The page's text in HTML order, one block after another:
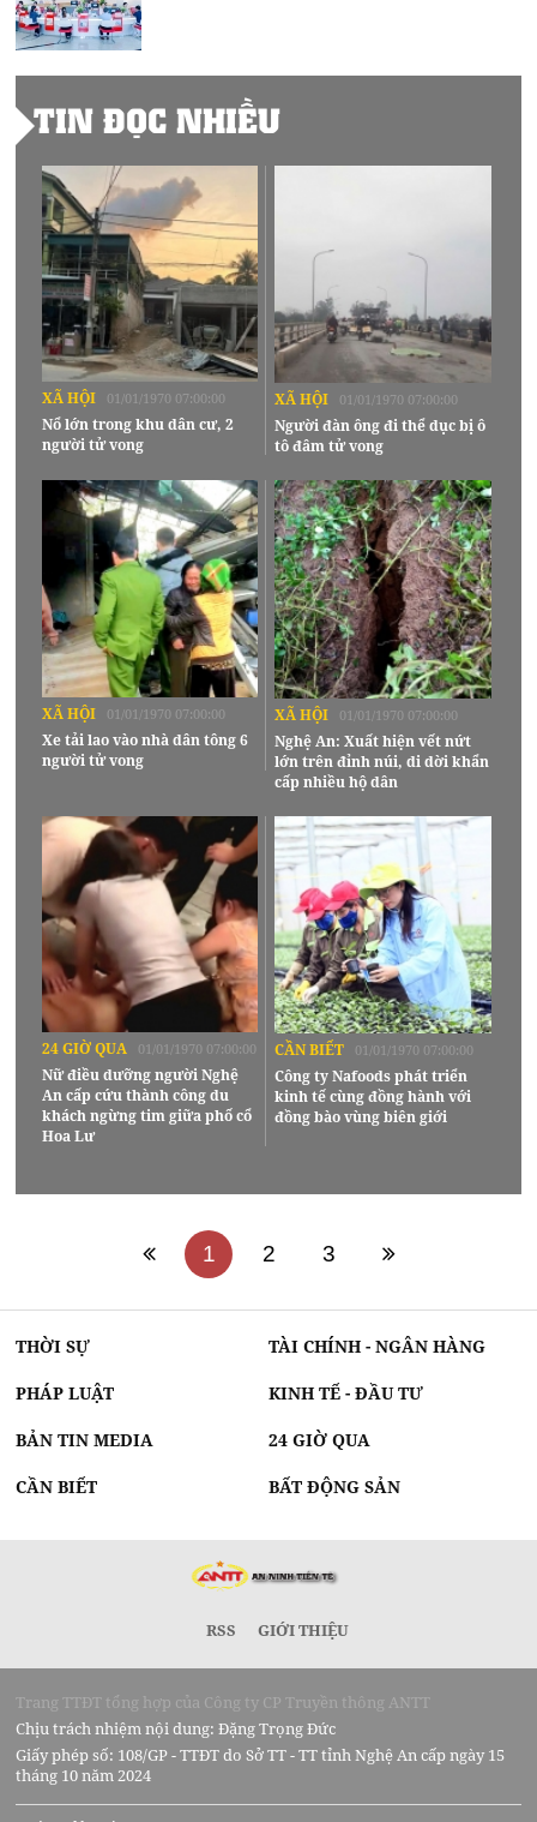
TIN ĐỌC NHIỀU
XÃ HỘI 01/01/1970 07:00:00
Nổ lớn trong khu dân cư, 2
người tử vong
XÃ HỘI 01/01/1970 07:00:00
Người đàn ông đi thể dục bị ô
tô đâm tử vong
XÃ HỘI 01/01/1970 07:00:00
Xe tải lao vào nhà dân tông 6
người tử vong
XÃ HỘI 01/01/1970 07:00:00
Nghệ An: Xuất hiện vết nứt
lớn trên đỉnh núi, di dời khẩn
cấp nhiều hộ dân
24 GIỜ QUA 01/01/1970 07:00:00
Nữ điều dưỡng người Nghệ
An cấp cứu thành công du
khách ngừng tim giữa phố cổ
Hoa Lư
CẦN BIẾT 01/01/1970 07:00:00
Công ty Nafoods phát triển
kinh tế cùng đồng hành với
đồng bào vùng biên giới
1 2 3
THỜI SỰ TÀI CHÍNH - NGÂN HÀNG
PHÁP LUẬT KINH TẾ - ĐẦU TƯ
BẢN TIN MEDIA 24 GIỜ QUA
CẦN BIẾT BẤT ĐỘNG SẢN
RSS GIỚI THIỆU
Trang TTĐT tổng hợp của Công ty CP Truyền thông ANTT
Chịu trách nhiệm nội dung: Đặng Trọng Đức
Giấy phép số: 108/GP - TTĐT do Sở TT - TT tỉnh Nghệ An cấp ngày 15
tháng 10 năm 2024